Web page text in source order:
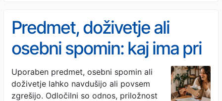
Predmet, doživetje ali
osebni spomin: kaj ima pri
obdarovanju največjo
vrednost?
Uporaben predmet, osebni spomin ali
doživetje lahko navdušijo ali povsem
zgrešijo. Odločilni so odnos, priložnost